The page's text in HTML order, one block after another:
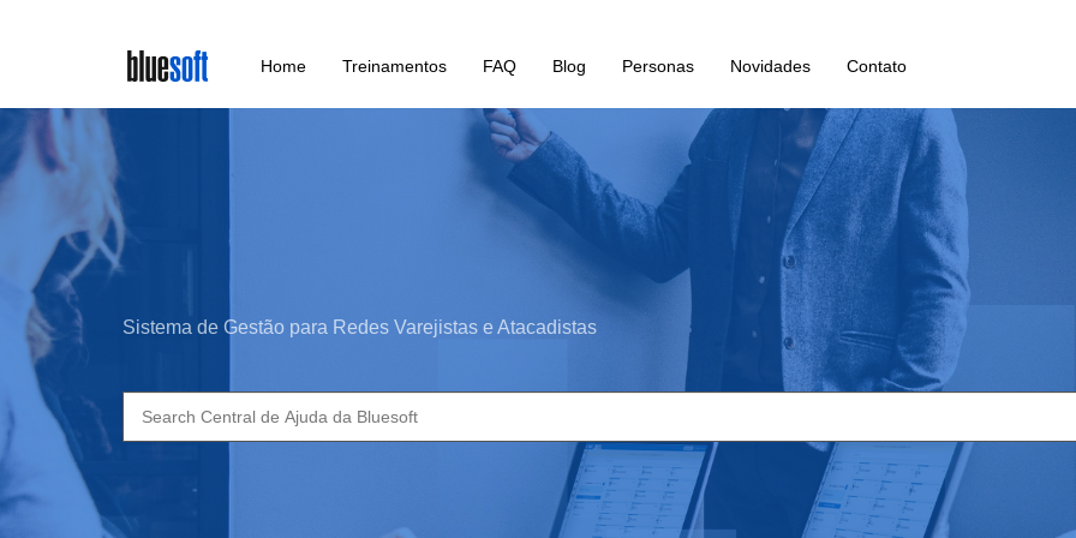
main
content
Home Treinamentos FAQ Blog Personas Novidades Contato
Sistema de Gestão para Redes Varejistas e Atacadistas
Search
for: